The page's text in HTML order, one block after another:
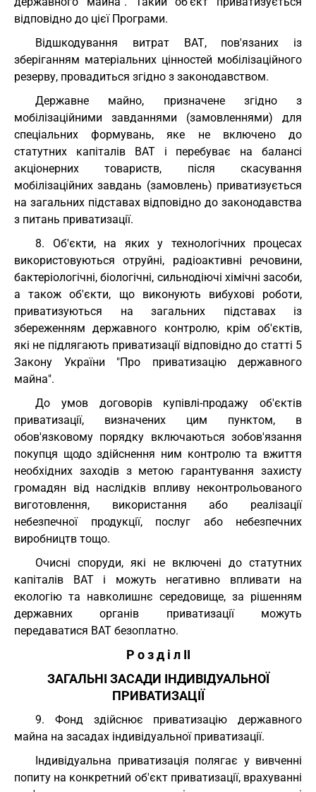
відповідно до цієї Програми.
Відшкодування витрат ВАТ, пов'язаних із
зберіганням матеріальних цінностей мобілізаційного
резерву, провадиться згідно з законодавством.
Державне майно, призначене згідно з
мобілізаційними завданнями (замовленнями) для
спеціальних формувань, яке не включено до
статутних капіталів ВАТ і перебуває на балансі
акціонерних товариств, після скасування
мобілізаційних завдань (замовлень) приватизується
на загальних підставах відповідно до законодавства
з питань приватизації.
8. Об'єкти, на яких у технологічних процесах
використовуються отруйні, радіоактивні речовини,
бактеріологічні, біологічні, сильнодіючі хімічні засоби,
а також об'єкти, що виконують вибухові роботи,
приватизуються на загальних підставах із
збереженням державного контролю, крім об'єктів,
які не підлягають приватизації відповідно до статті 5
Закону України "Про приватизацію державного
майна".
До умов договорів купівлі-продажу об'єктів
приватизації, визначених цим пунктом, в
обов'язковому порядку включаються зобов'язання
покупця щодо здійснення ним контролю та вжиття
необхідних заходів з метою гарантування захисту
громадян від наслідків впливу неконтрольованого
виготовлення, використання або реалізації
небезпечної продукції, послуг або небезпечних
виробництв тощо.
Очисні споруди, які не включені до статутних
капіталів ВАТ і можуть негативно впливати на
екологію та навколишнє середовище, за рішенням
державних органів приватизації можуть
передаватися ВАТ безоплатно.
Р о з д і л II
ЗАГАЛЬНІ ЗАСАДИ ІНДИВІДУАЛЬНОЇ
ПРИВАТИЗАЦІЇ
9. Фонд здійснює приватизацію державного
майна на засадах індивідуальної приватизації.
Індивідуальна приватизація полягає у вивченні
попиту на конкретний об'єкт приватизації, врахуванні